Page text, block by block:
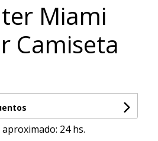
Miami
Camiseta
24 hs.